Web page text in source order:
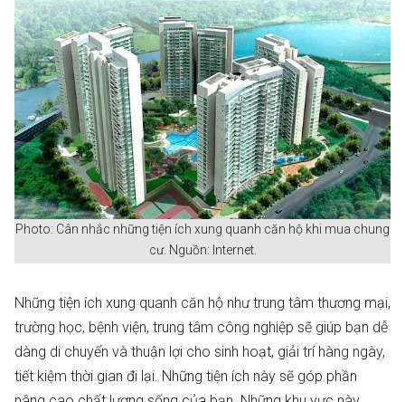
Photo: Cân nhắc những tiện ích xung quanh căn hộ khi mua chung
cư. Nguồn: Internet.
Những tiện ích xung quanh căn hộ như trung tâm thương mại,
trường học, bệnh viện, trung tâm công nghiệp sẽ giúp bạn dễ
dàng di chuyển và thuận lợi cho sinh hoạt, giải trí hàng ngày,
tiết kiệm thời gian đi lại. Những tiện ích này sẽ góp phần